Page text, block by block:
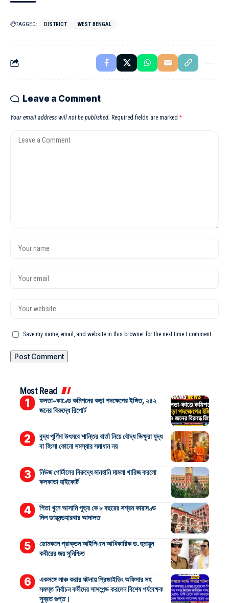
TAGGED: DISTRICT WEST BENGAL
Leave a Comment
Your email address will not be published. Required fields are marked *
Save my name, email, and website in this browser for the next time I comment.
Most Read
ফলতা-কাণ্ডে কমিশনের কড়া পদক্ষেপের ইঙ্গিত, ২৪২
জনের বিরুদ্ধে রিপোর্ট
বুদ্ধ পূর্ণিমা উৎসবে শান্তির বার্তা নিয়ে বৌদ্ধ ভিক্ষুরা যুদ্ধ
বা হিংসা কোনো সমস্যার সমাধান নয়
নিউজ পোর্টালের বিরুদ্ধে মানহানি মামলা খারিজ করলো
কলকাতা হাইকোর্ট
পিতা খুনে আসামি পুত্র কে ৮ বছরের সশ্রম কারাদণ্ড
দিল ডায়মন্ডহারবার আদালত
ডোমকলে প্রাক্তন আইপিএস আধিকারিক ড. হুমায়ুন
কবীরের জয় সুনিশ্চিত
একসঙ্গে লাঞ্চ করার ঘটনায় প্রিজাইডিং অফিসার সহ
সমস্ত নির্বাচন কর্মীদের সাসপেন্ড করলেন বিশেষ পর্যবেক্ষক
সুব্রত গুপ্ত।